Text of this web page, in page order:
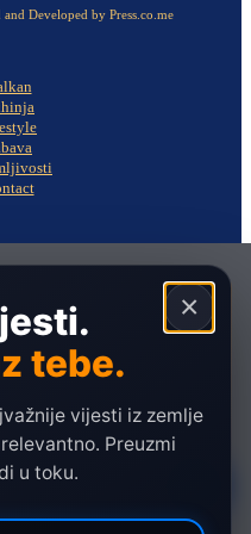
Developed by Press.co.me
×
tebe.
vijesti iz zemlje
Preuzmi
u toku.